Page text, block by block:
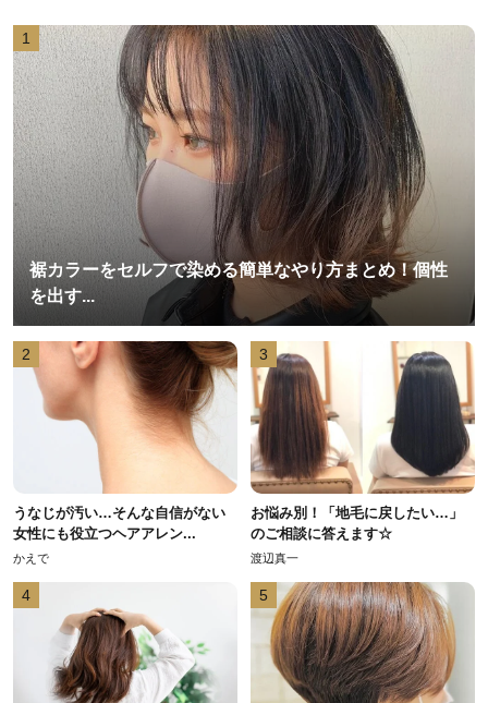
1
裾カラーをセルフで染める簡単なやり方まとめ！個性
を出す...
2
うなじが汚い…そんな自信がない
女性にも役立つヘアアレン...
かえで
3
お悩み別！「地毛に戻したい…」
のご相談に答えます☆
渡辺真一
4 5